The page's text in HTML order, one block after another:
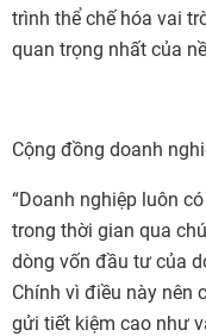
trình thể chế hóa vai
quan trọng nhất của
Cộng đồng doanh
“Doanh nghiệp luôn
trong thời gian qua
dòng vốn đầu tư của
Chính vì điều này nên
gửi tiết kiệm cao như